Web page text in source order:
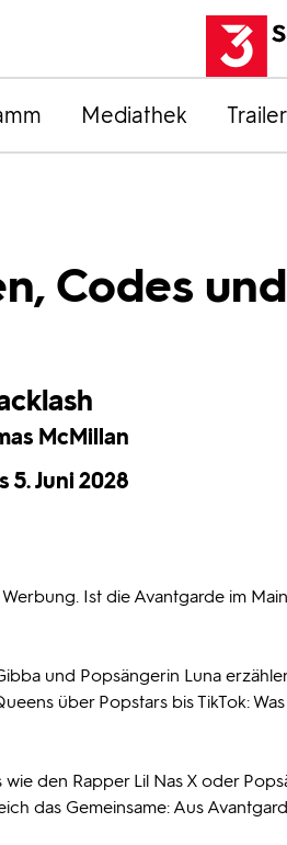
Mediathek Trailer
Codes
McMillan
5. Juni 2028
Ist die Avantgarde im
und Popsängerin Luna
über Popstars bis TikTok:
den Rapper Lil Nas X oder
das Gemeinsame: Aus